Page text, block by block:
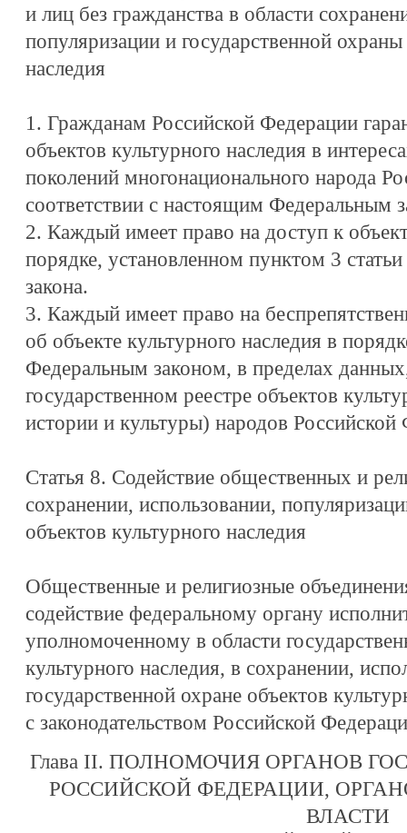
и лиц без гражданства в области
популяризации и государственной
наследия
1. Гражданам Российской Федерации
объектов культурного наследия в
поколений многонационального народа
соответствии с настоящим Федеральным
2. Каждый имеет право на доступ к
порядке, установленном пунктом 3
закона.
3. Каждый имеет право на
об объекте культурного наследия в
Федеральным законом, в пределах
государственном реестре объектов
истории и культуры) народов Российской
Статья 8. Содействие общественных и
сохранении, использовании,
объектов культурного наследия
Общественные и религиозные
содействие федеральному органу
уполномоченному в области
культурного наследия, в сохранении,
государственной охране объектов
с законодательством Российской
Глава II. ПОЛНОМОЧИЯ ОРГАНОВ
РОССИЙСКОЙ ФЕДЕРАЦИИ,
ВЛАСТИ